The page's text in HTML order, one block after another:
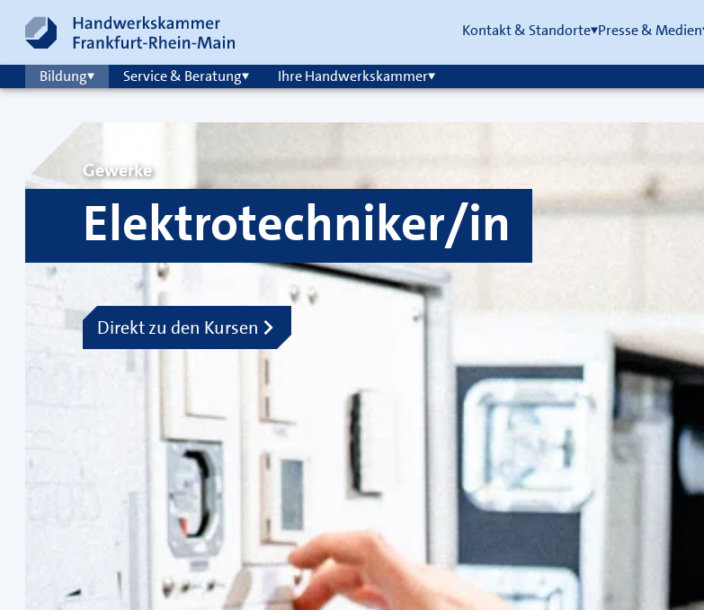
Zum Inhalt springen
Hauptnavigation
Kontakt & Standorte Presse & Medien
Bildung Service & Beratung Ihre Handwerkskammer
Gewerke
Elektrotechniker/in
Direkt zu den Kursen